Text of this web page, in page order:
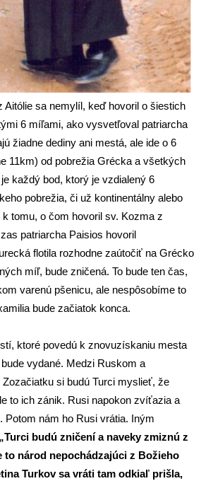
Aitólie sa nemylíl, keď hovoril o šiestich
6 míľami, ako vysvetľoval patriarcha
žiadne dediny ani mestá, ale ide o 6
11km) od pobrežia Grécka a všetkých
každý bod, ktorý je vzdialený 6
pobrežia, či už kontinentálny alebo
tomu, o čom hovoril sv. Kozma z
patriarcha Paisios hovoril
flotila rozhodne zaútočiť na Grécko
míľ, bude zničená. To bude ten čas,
varenú pšenicu, ale nespôsobíme to
bude začiatok konca.
ktoré povedú k znovuzískaniu mesta
vydané. Medzi Ruskom a
si budú Turci myslieť, že
to ich zánik. Rusi napokon zvíťazia a
Potom nám ho Rusi vrátia. Iným
„Turci budú zničení a naveky zmiznú z
to národ nepochádzajúci z Božieho
Turkov sa vráti tam odkiaľ prišla,